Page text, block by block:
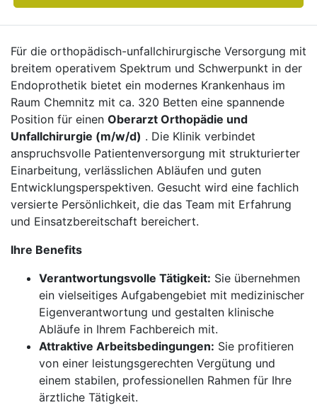
Für die orthopädisch-unfallchirurgische Versorgung mit
breitem operativem Spektrum und Schwerpunkt in der
Endoprothetik bietet ein modernes Krankenhaus im
Raum Chemnitz mit ca. 320 Betten eine spannende
Position für einen Oberarzt Orthopädie und
Unfallchirurgie (m/w/d) . Die Klinik verbindet
anspruchsvolle Patientenversorgung mit strukturierter
Einarbeitung, verlässlichen Abläufen und guten
Entwicklungsperspektiven. Gesucht wird eine fachlich
versierte Persönlichkeit, die das Team mit Erfahrung
und Einsatzbereitschaft bereichert.
Ihre Benefits
Verantwortungsvolle Tätigkeit: Sie übernehmen
ein vielseitiges Aufgabengebiet mit medizinischer
Eigenverantwortung und gestalten klinische
Abläufe in Ihrem Fachbereich mit.
Attraktive Arbeitsbedingungen: Sie profitieren
von einer leistungsgerechten Vergütung und
einem stabilen, professionellen Rahmen für Ihre
ärztliche Tätigkeit.